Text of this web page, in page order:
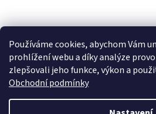
Používáme cookies, abychom Vám
prohlížení webu a díky analýze
zlepšovali jeho funkce, výkon a
Obchodní podmínky